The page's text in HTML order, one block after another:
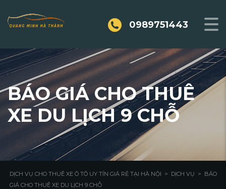
0989751443
BÁO GIÁ CHO THUÊ
XE DU LỊCH 9 CHỖ
DỊCH VỤ CHO THUÊ XE Ô TÔ UY TÍN GIÁ RẺ TẠI HÀ NỘI > DỊCH VỤ > BÁO
GIÁ CHO THUÊ XE DU LỊCH 9 CHỖ